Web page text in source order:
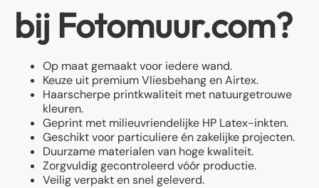
bij Fotomuur.com?
Op maat gemaakt voor iedere wand.
Keuze uit premium Vliesbehang en Airtex.
Haarscherpe printkwaliteit met natuurgetrouwe
kleuren.
Geprint met milieuvriendelijke HP Latex-inkten.
Geschikt voor particuliere én zakelijke projecten.
Duurzame materialen van hoge kwaliteit.
Zorgvuldig gecontroleerd vóór productie.
Veilig verpakt en snel geleverd.